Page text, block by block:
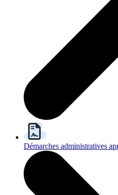
Démarches administratives